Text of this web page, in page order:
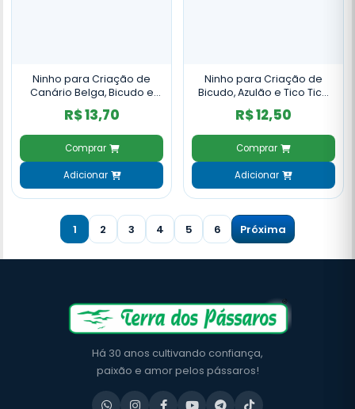
Ninho para Criação de
Canário Belga, Bicudo e
Tico Tico Juta e Bucha -
NH31
R$ 13,70
Comprar
Adicionar
Ninho para Criação de
Bicudo, Azulão e Tico Tico
Juta Fibra de Coco - NH25
R$ 12,50
Comprar
Adicionar
1 2 3 4 5 6 Próxima
Há 30 anos cultivando confiança,
paixão e amor pelos pássaros!